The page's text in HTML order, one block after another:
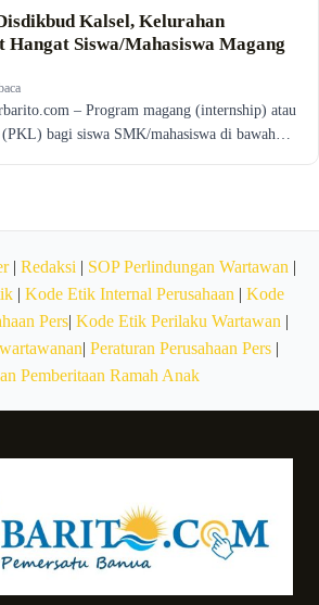
Kalsel, Kelurahan
Hangat Siswa/Mahasiswa Magang
– Program magang (internship) atau
bagi siswa SMK/mahasiswa di bawah…
| Redaksi | SOP Perlindungan Wartawan |
| Kode Etik Internal Perusahaan | Kode
Pers| Kode Etik Perilaku Wartawan |
| Peraturan Perusahaan Pers|
Pemberitaan Ramah Anak